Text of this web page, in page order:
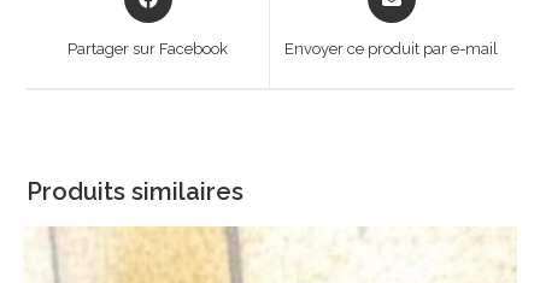
in
Partager sur Facebook
in
new
Envoyer ce produit par e-mail
Produits similaires